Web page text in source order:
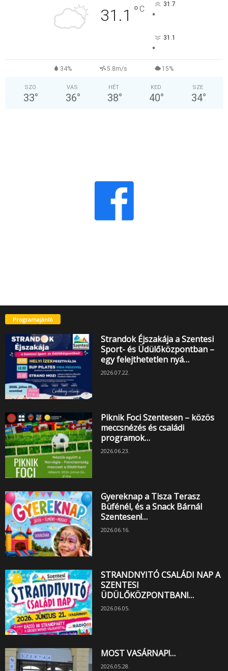
31.1 °C 31.7
°
31.1
°
34% 5.8m/s 15%
SZO
33°
VAS
36°
HÉT
38°
KED
40°
SZE
34°
Programajánló
Strandok Éjszakája a Szentesi
Sport- és Üdülőközpontban –
egy felejthetetlen nyá…
2026.07.22.
Piknik Foci Szentesen – közös
meccsnézés és családi
programok…
2026.06.23.
Gyereknap a Tisza Terasz
Büfénél, és a Snack Bárnál
Szentesen!…
2026.06.16.
STRANDNYITÓ CSALÁDI NAP A
SZENTESI
ÜDÜLŐKÖZPONTBAN!…
2026.06.05.
MOST VASÁRNAP!…
2026.05.28.